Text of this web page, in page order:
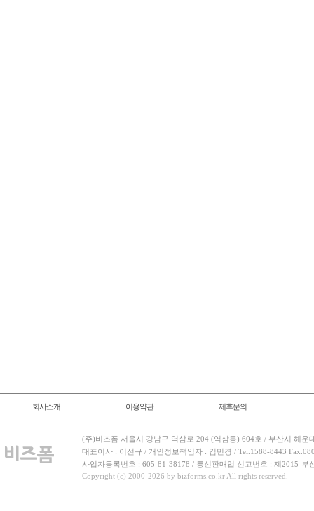
회사소개 이용약관 제휴문의
(주)비즈폼 서울시 강남구 역삼로 204 (역삼동) 604호 / 부산시 해운
대표이사 : 이선규 / 개인정보책임자 : 김민경 / Tel.1588-8443
사업자등록번호 : 605-81-38178 / 통신판매업 신고번호 : 제2015-부
Copyright (c) 2000-2026 by bizforms.co.kr All rights reserved.